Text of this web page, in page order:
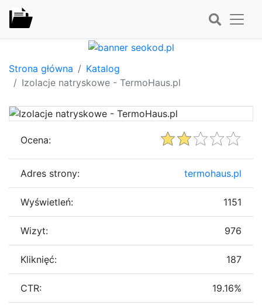
Strona główna
Katalog
Izolacje natryskowe - TermoHaus.pl
Ocena:
Adres strony: termohaus.pl
Wyświetleń: 1151
Wizyt: 976
Kliknięć: 187
CTR: 19.16%